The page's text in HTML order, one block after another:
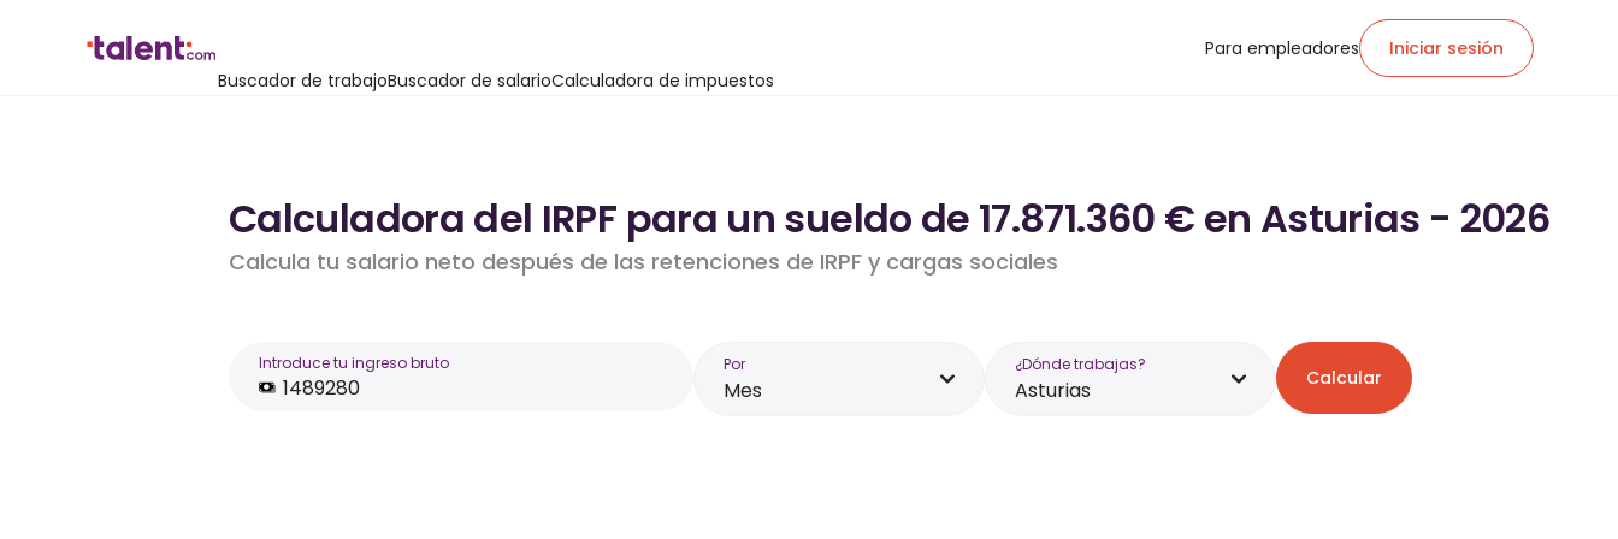
Buscador de trabajoBuscador de salarioCalculadora de impuestos
Para empleadores Iniciar sesión
Calculadora del IRPF para un sueldo de 17.871.360 € en Asturias - 2026
Calcula tu salario neto después de las retenciones de IRPF y cargas sociales
Introduce tu ingreso bruto Por
Mes
¿Dónde trabajas?
Asturias Calcular